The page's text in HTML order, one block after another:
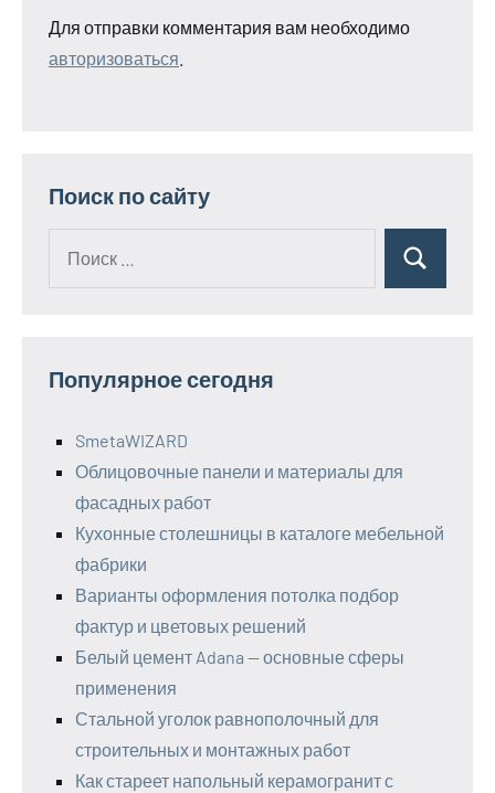
Для отправки комментария вам необходимо
авторизоваться
Поиск по сайту
Поиск
Популярное сегодня
SmetaWIZARD
Облицовочные панели и материалы для
фасадных работ
Кухонные столешницы в каталоге мебельной
фабрики
Варианты оформления потолка подбор
фактур и цветовых решений
Белый цемент Adana — основные сферы
применения
Стальной уголок равнополочный для
строительных и монтажных работ
Как стареет напольный керамогранит с